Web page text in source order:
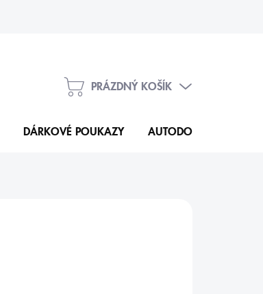
NÁKUPNÍ
PRÁZDNÝ KOŠÍK
DÁRKOVÉ POUKAZY AUTODOPLŇKY